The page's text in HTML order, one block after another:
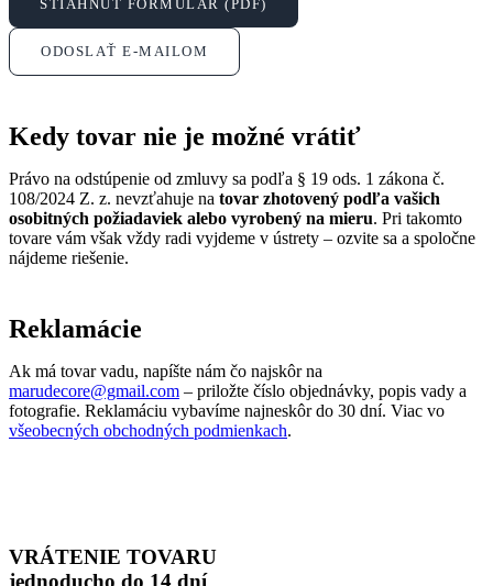
STIAHNUŤ FORMULÁR (PDF)
ODOSLAŤ E-MAILOM
Kedy tovar nie je možné vrátiť
Právo na odstúpenie od zmluvy sa podľa § 19 ods. 1 zákona č.
108/2024 Z. z. nevzťahuje na tovar zhotovený podľa vašich
osobitných požiadaviek alebo vyrobený na mieru. Pri takomto
tovare vám však vždy radi vyjdeme v ústrety – ozvite sa a spoločne
nájdeme riešenie.
Reklamácie
Ak má tovar vadu, napíšte nám čo najskôr na
marudecore@gmail.com – priložte číslo objednávky, popis vady a
fotografie. Reklamáciu vybavíme najneskôr do 30 dní. Viac vo
všeobecných obchodných podmienkach.
VRÁTENIE TOVARU
jednoducho do 14 dní